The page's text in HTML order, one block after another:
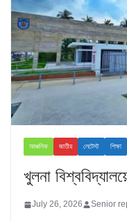
আঞ্চলিক জাতীয় লেটেস্ট শিক্ষা
খুলনা
July 26, 2026 Senior